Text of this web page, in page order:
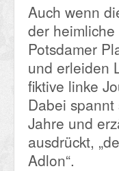
Auch wenn
der
Potsdamer
und erleiden
fiktive linke
Dabei
Jahre und
ausdrückt,
Adlon“.